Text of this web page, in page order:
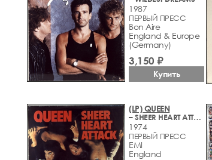
1987
ПЕРВЫЙ ПРЕСС
Bon Aire
England & Europe
(Germany)
3,150 ₽
Купить
(LP) QUEEN
– SHEER HEART ATTACK
1974
ПЕРВЫЙ ПРЕСС
EMI
England